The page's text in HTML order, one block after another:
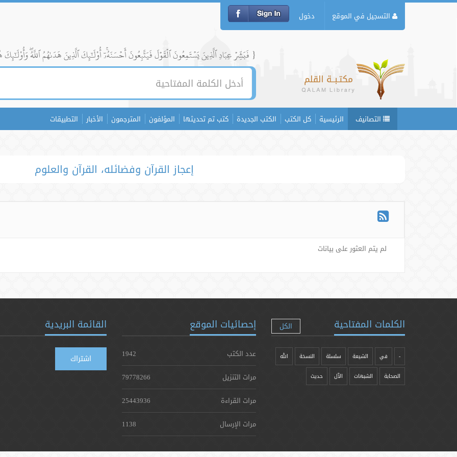
التسجيل في الموقع دخول
{ فَبَشِّرۡ عِبَادِ ٱلَّذِينَ يَسۡتَمِعُونَ ٱلۡقَوۡلَ فَيَتَّبِعُونَ أَحۡسَنَهُۥٓۚ أُوْلَٰٓئِكَ ٱلَّذِينَ هَدَىٰهُمُ ٱللَّهُۖ وَأُوْلَٰٓئِكَ
التصانيف الرئيسية كل الكتب الكتب الجديدة كتب تم تحديثها المؤلفون المترجمون الأخبار التطبيقات
إعجاز القرآن وفضائله، القرآن والعلوم
لم يتم العثور على بيانات
الكلمات المفتاحية الكل
- في الشيعة سلسلة النسخة الله
الصحابة الشبهات الآل حدیث
إحصائيات الموقع
عدد الكتب
1942
مرات التنزيل
79778266
مرات القراءة
25443936
مرات الإرسال
1138
القائمة البريدية
اشتراك